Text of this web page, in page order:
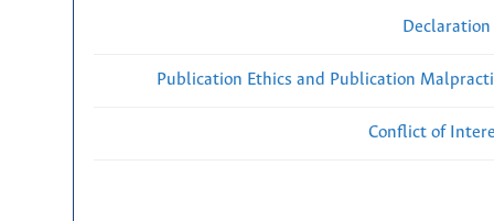
Publication Ethics and Publication
Conflict of